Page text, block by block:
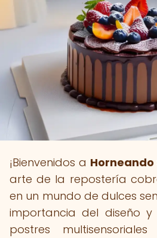
¡Bienvenidos a Horneando
arte de la repostería
en un mundo de dulces
importancia del diseño
postres